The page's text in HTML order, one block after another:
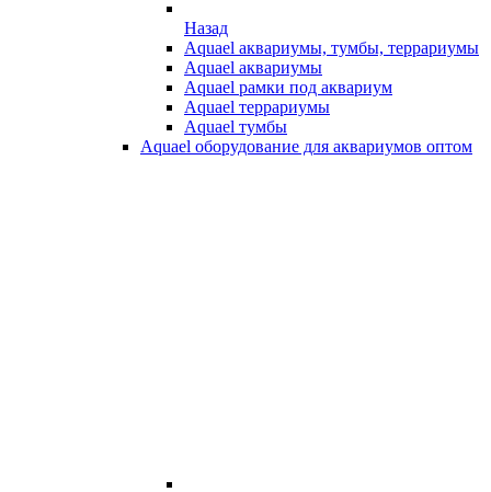
Назад
Aquael аквариумы, тумбы, террариумы
Aquael аквариумы
Aquael рамки под аквариум
Aquael террариумы
Aquael тумбы
Aquael оборудование для аквариумов оптом